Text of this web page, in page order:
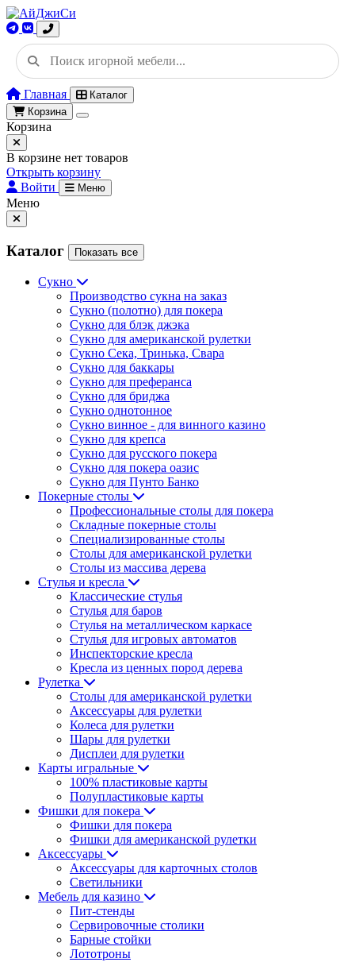
Главная
Каталог
Корзина
Корзина
В корзине нет товаров
Открыть корзину
Войти
Меню
Меню
Каталог Показать все
Сукно
Производство сукна на заказ
Сукно (полотно) для покера
Сукно для блэк джэка
Сукно для американской рулетки
Сукно Сека, Тринька, Свара
Сукно для баккары
Сукно для преферанса
Сукно для бриджа
Сукно однотонное
Сукно винное - для винного казино
Сукно для крепса
Сукно для русского покера
Сукно для покера оазис
Сукно для Пунто Банко
Покерные столы
Профессиональные столы для покера
Складные покерные столы
Специализированные столы
Столы для американской рулетки
Столы из массива дерева
Стулья и кресла
Классические стулья
Стулья для баров
Стулья на металлическом каркасе
Стулья для игровых автоматов
Инспекторские кресла
Кресла из ценных пород дерева
Рулетка
Столы для американской рулетки
Аксессуары для рулетки
Колеса для рулетки
Шары для рулетки
Дисплеи для рулетки
Карты игральные
100% пластиковые карты
Полупластиковые карты
Фишки для покера
Фишки для покера
Фишки для американской рулетки
Аксессуары
Аксессуары для карточных столов
Светильники
Мебель для казино
Пит-стенды
Сервировочные столики
Барные стойки
Лототроны